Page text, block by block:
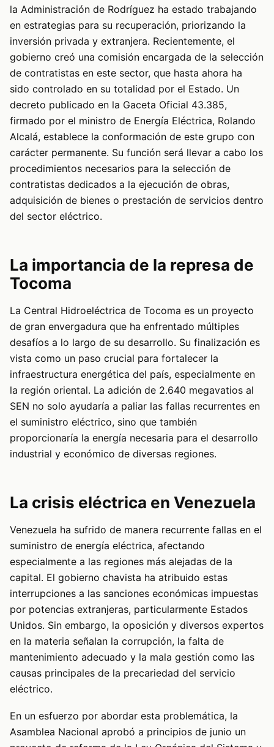
la Administración de Rodríguez ha estado trabajando
en estrategias para su recuperación, priorizando la
inversión privada y extranjera. Recientemente, el
gobierno creó una comisión encargada de la selección
de contratistas en este sector, que hasta ahora ha
sido controlado en su totalidad por el Estado. Un
decreto publicado en la Gaceta Oficial 43.385,
firmado por el ministro de Energía Eléctrica, Rolando
Alcalá, establece la conformación de este grupo con
carácter permanente. Su función será llevar a cabo los
procedimientos necesarios para la selección de
contratistas dedicados a la ejecución de obras,
adquisición de bienes o prestación de servicios dentro
del sector eléctrico.
La importancia de la represa de
Tocoma
La Central Hidroeléctrica de Tocoma es un proyecto
de gran envergadura que ha enfrentado múltiples
desafíos a lo largo de su desarrollo. Su finalización es
vista como un paso crucial para fortalecer la
infraestructura energética del país, especialmente en
la región oriental. La adición de 2.640 megavatios al
SEN no solo ayudaría a paliar las fallas recurrentes en
el suministro eléctrico, sino que también
proporcionaría la energía necesaria para el desarrollo
industrial y económico de diversas regiones.
La crisis eléctrica en Venezuela
Venezuela ha sufrido de manera recurrente fallas en el
suministro de energía eléctrica, afectando
especialmente a las regiones más alejadas de la
capital. El gobierno chavista ha atribuido estas
interrupciones a las sanciones económicas impuestas
por potencias extranjeras, particularmente Estados
Unidos. Sin embargo, la oposición y diversos expertos
en la materia señalan la corrupción, la falta de
mantenimiento adecuado y la mala gestión como las
causas principales de la precariedad del servicio
eléctrico.
En un esfuerzo por abordar esta problemática, la
Asamblea Nacional aprobó a principios de junio un